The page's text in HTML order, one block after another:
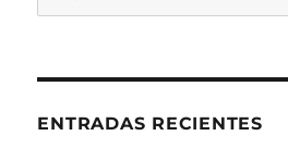
por:
ENTRADAS RECIENTES